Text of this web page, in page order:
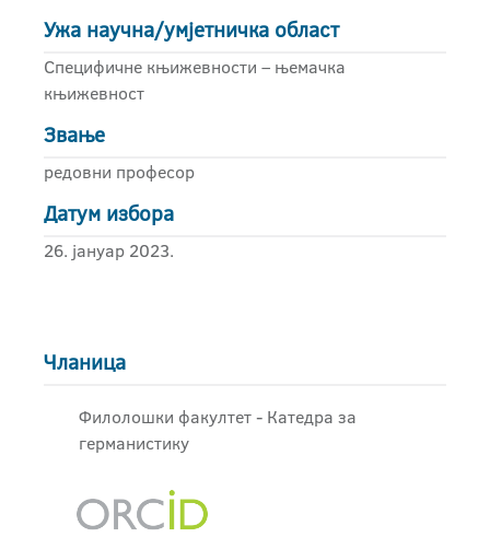
Ужа научна/умјетничка област
Специфичне књижевности – њемачка
књижевност
Звање
редовни професор
Датум избора
26. јануар 2023.
Чланица
Филолошки факултет - Катедра за
германистику